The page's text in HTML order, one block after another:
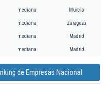
mediana Murcia
mediana Zaragoza
mediana Madrid
mediana Madrid
de Empresas Nacional